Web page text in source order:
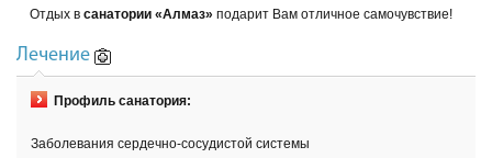
Отдых в санатории «Алмаз» подарит Вам отличное самочувствие!
Лечение
Профиль санатория:
Заболевания сердечно-сосудистой системы